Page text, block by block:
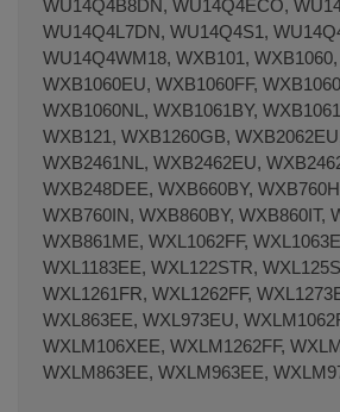
WU14Q4B8DN, WU14Q4ECO,
WU14Q4L7DN, WU14Q4S1,
WU14Q4WM18, WXB101,
WXB1060EU, WXB1060FF,
WXB1060NL, WXB1061BY,
WXB121, WXB1260GB,
WXB2461NL, WXB2462EU,
WXB248DEE, WXB660BY,
WXB760IN, WXB860BY, WXB860IT,
WXB861ME, WXL1062FF,
WXL1183EE, WXL122STR,
WXL1261FR, WXL1262FF,
WXL863EE, WXL973EU,
WXLM106XEE, WXLM1262FF,
WXLM863EE, WXLM963EE,